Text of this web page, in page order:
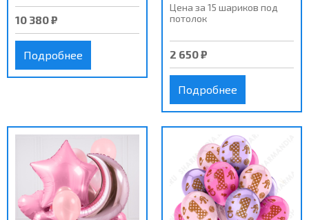
10 380 ₽
Подробнее
Цена за 15 шариков под
потолок
2 650 ₽
Подробнее